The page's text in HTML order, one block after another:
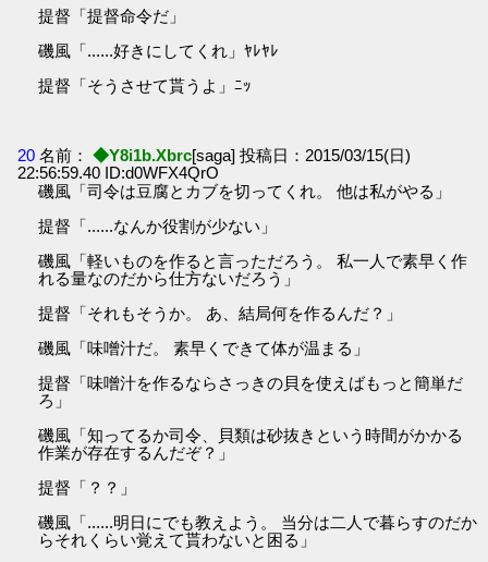
提督「提督命令だ」
磯風「......好きにしてくれ」ﾔﾚﾔﾚ
提督「そうさせて貰うよ」ﾆｯ
20 名前： ◆Y8i1b.Xbrc[saga] 投稿日：2015/03/15(日)
22:56:59.40 ID:d0WFX4QrO
磯風「司令は豆腐とカブを切ってくれ。 他は私がやる」
提督「......なんか役割が少ない」
磯風「軽いものを作ると言っただろう。 私一人で素早く作
れる量なのだから仕方ないだろう」
提督「それもそうか。 あ、結局何を作るんだ？」
磯風「味噌汁だ。 素早くできて体が温まる」
提督「味噌汁を作るならさっきの貝を使えばもっと簡単だ
ろ」
磯風「知ってるか司令、貝類は砂抜きという時間がかかる
作業が存在するんだぞ？」
提督「？？」
磯風「......明日にでも教えよう。 当分は二人で暮らすのだか
らそれくらい覚えて貰わないと困る」